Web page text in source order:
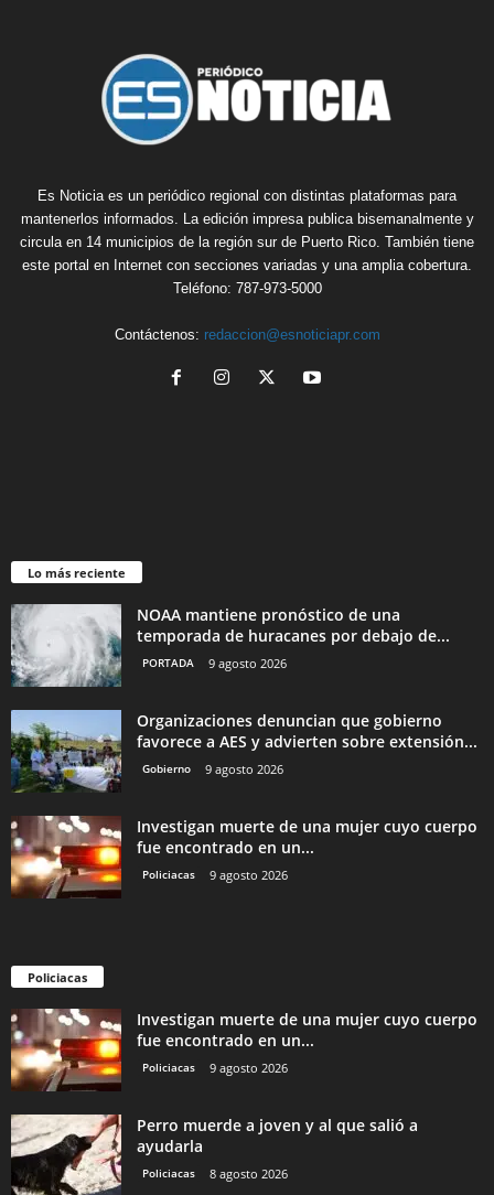
Es Noticia es un periódico regional con distintas plataformas para
mantenerlos informados. La edición impresa publica bisemanalmente y
circula en 14 municipios de la región sur de Puerto Rico. También tiene
este portal en Internet con secciones variadas y una amplia cobertura.
Teléfono: 787-973-5000
Contáctenos: redaccion@esnoticiapr.com
Lo más reciente
NOAA mantiene pronóstico de una
temporada de huracanes por debajo de...
PORTADA 9 agosto 2026
Organizaciones denuncian que gobierno
favorece a AES y advierten sobre extensión...
Gobierno 9 agosto 2026
Investigan muerte de una mujer cuyo cuerpo
fue encontrado en un...
Policiacas 9 agosto 2026
Policiacas
Investigan muerte de una mujer cuyo cuerpo
fue encontrado en un...
Policiacas 9 agosto 2026
Perro muerde a joven y al que salió a
ayudarla
Policiacas 8 agosto 2026